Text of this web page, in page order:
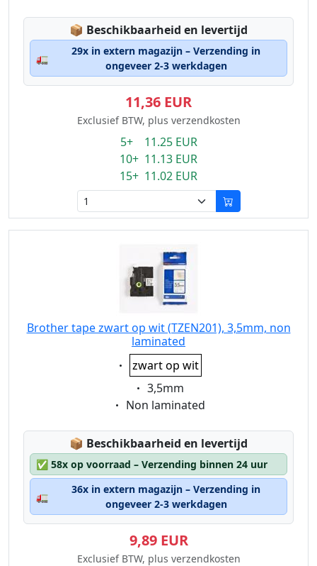
📦 Lagerstatus:
Beschikbaarheid en levertijd
🚛
29x in extern magazijn – Verzending in
ongeveer 2-3 werkdagen
11,36 EUR
Exclusief BTW, plus verzendkosten
5+ 11.25 EUR
10+ 11.13 EUR
15+ 11.02 EUR
Brother tape zwart op wit (TZEN201), 3,5mm, non
laminated
Eigenschaft:
zwart op wit
Eigenschaft:
3,5mm
Eigenschaft:
Non laminated
📦 Lagerstatus:
Beschikbaarheid en levertijd
✅ 58x op voorraad – Verzending binnen 24 uur
🚛
36x in extern magazijn – Verzending in
ongeveer 2-3 werkdagen
9,89 EUR
Exclusief BTW, plus verzendkosten